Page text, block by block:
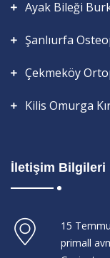
Ayak Bileği
Şanlıurfa
Çekmeköy
Kilis Omurga
İletişim Bilgileri
15
primall